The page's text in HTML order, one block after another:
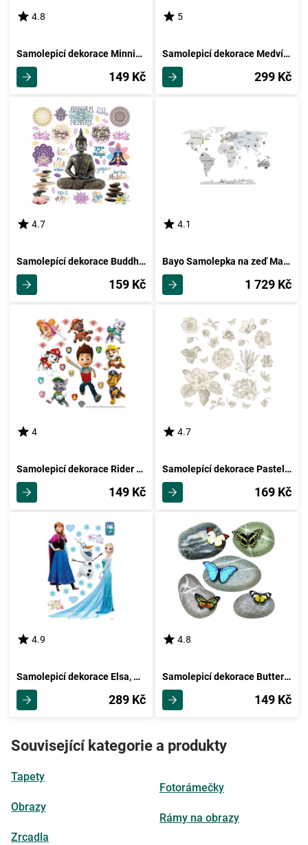
4.8
Samolepicí dekorace Minnie a Mickey, 30 x 30 cm
149 Kč
5
Samolepicí dekorace Medvídek Pú, 42,5 x 65 cm
299 Kč
4.7
Samolepící dekorace Buddha, 30 x 30 cm
159 Kč
4.1
Bayo Samolepka na zeď Mapa M, šedá
1 729 Kč
4
Samolepicí dekorace Rider a Tlapková patrola, 30 x 30 cm
149 Kč
4.7
Samolepící dekorace Pastelové květy, 30 x 30 cm
169 Kč
4.9
Samolepicí dekorace Elsa, Anna, 42,5 x 65 cm
289 Kč
4.8
Samolepicí dekorace Butterflies on Stones, 30 x 30 cm
149 Kč
Související kategorie a produkty
Tapety
Obrazy
Zrcadla
Fotorámečky
Rámy na obrazy